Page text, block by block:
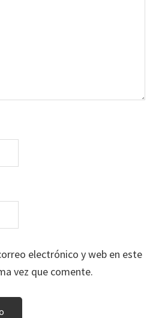
electrónico y web en este
vez que comente.